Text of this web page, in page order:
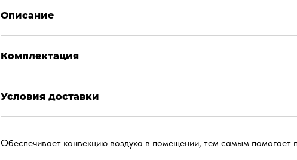
Описание
Комплектация
Условия доставки
Обеспечивает конвекцию воздуха в помещении, тем самым помогает